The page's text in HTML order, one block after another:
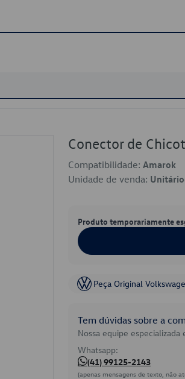
Conector de
Compatibilidade: Amarok
Unidade de venda:
Produto temporariamente
Peça Original
Tem dúvidas sobre a
Nossa equipe
Whatsapp:
(41) 99125-2143
(apenas mensagens de texto, não